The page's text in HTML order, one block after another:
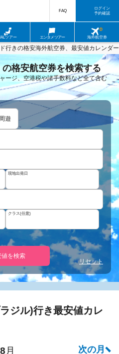
ツアー エンタメツアー 海外航空券
FAQ
ログイン
予約確認
行きの格安海外航空券、最安値カレンダー
格安航空券を検索する
ージ、空港税や諸手数料など全て含む
周遊
現地出発日
クラス(任意)
値を検索
リセット
ジル)行き最安値カレ